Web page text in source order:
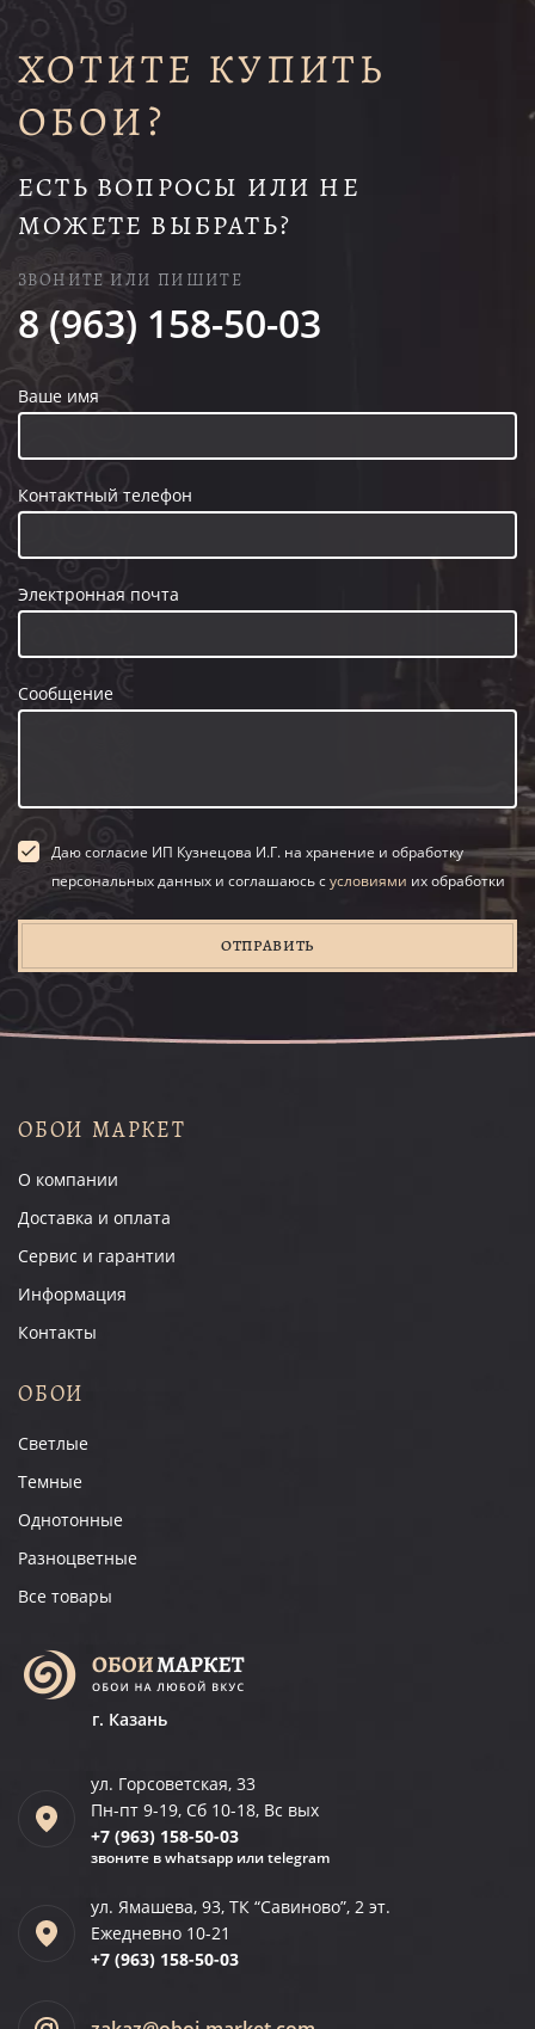
ХОТИТЕ КУПИТЬ
ОБОИ?
ЕСТЬ ВОПРОСЫ ИЛИ НЕ
МОЖЕТЕ ВЫБРАТЬ?
ЗВОНИТЕ ИЛИ ПИШИТЕ
8 (963) 158-50-03
Ваше имя
Контактный телефон
Электронная почта
Сообщение
Даю согласие ИП Кузнецова И.Г. на хранение и обработку
персональных данных и соглашаюсь сусловиями их обработки
ОТПРАВИТЬ
ОБОИ МАРКЕТ
О компании
Доставка и оплата
Сервис и гарантии
Информация
Контакты
ОБОИ
Светлые
Темные
Однотонные
Разноцветные
Все товары
г. Казань
ул. Горсоветская, 33
Пн-пт 9-19, Сб 10-18, Вс вых
+7 (963) 158-50-03
звоните в whatsapp или telegram
ул. Ямашева, 93, ТК “Савиново”, 2 эт.
Ежедневно 10-21
+7 (963) 158-50-03